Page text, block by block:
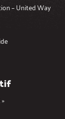
– United Way